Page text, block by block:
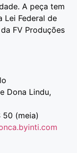
A peça tem
Lei Federal de
FV Produções
Dona Lindu,
50 (meia)